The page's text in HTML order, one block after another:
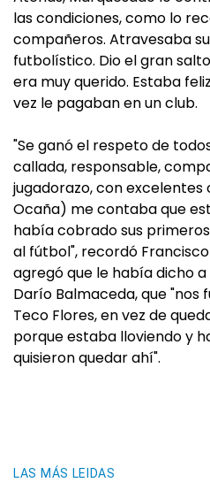
las condiciones, como lo
compañeros. Atravesaba
futbolístico. Dio el gran
era muy querido. Estaba
vez le pagaban en un club.
"Se ganó el respeto de
callada, responsable,
jugadorazo, con excelentes
Ocaña) me contaba que
había cobrado sus
al fútbol", recordó
agregó que le había dicho a
Darío Balmaceda, que "nos
Teco Flores, en vez de
porque estaba lloviendo y
quisieron quedar ahí".
LAS MÁS LEIDAS